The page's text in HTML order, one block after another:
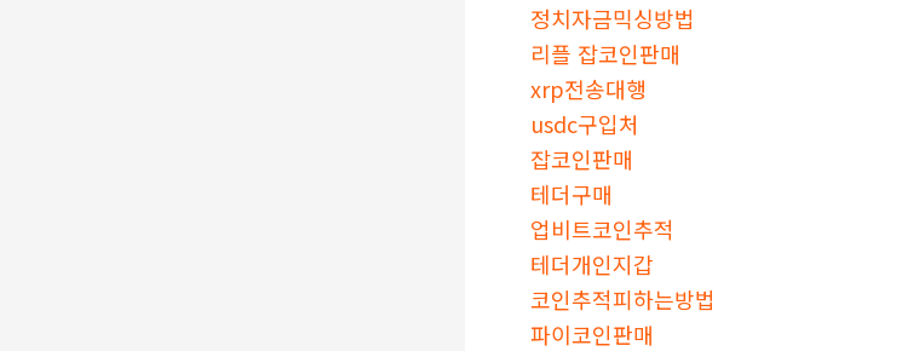
정치자금믹싱방법
리플 잡코인판매
xrp전송대행
usdc구입처
잡코인판매
테더구매
업비트코인추적
테더개인지갑
코인추적피하는방법
파이코인판매